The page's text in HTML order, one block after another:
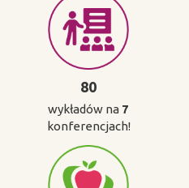
80
wykładów na 7
konferencjach!